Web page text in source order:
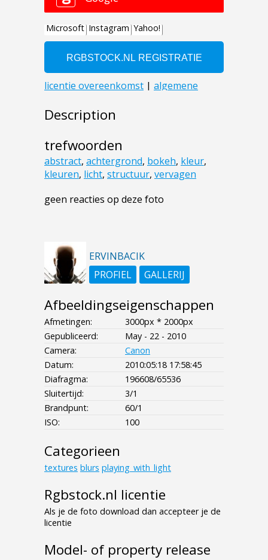
Description
trefwoorden
abstract, achtergrond, bokeh, kleur,
kleuren, licht, structuur, vervagen
geen reacties op deze foto
ERVINBACIK
PROFIEL
GALLERIJ
Afbeeldingseigenschappen
Afmetingen:
3000px * 2000px
Gepubliceerd:
May - 22 - 2010
Camera:
Canon
Datum:
2010:05:18 17:58:45
Diafragma:
196608/65536
Sluitertijd:
3/1
Brandpunt:
60/1
ISO:
100
Categorieen
textures blurs playing_with_light
Rgbstock.nl licentie
Als je de foto download dan accepteer je de
licentie
Model- of property release